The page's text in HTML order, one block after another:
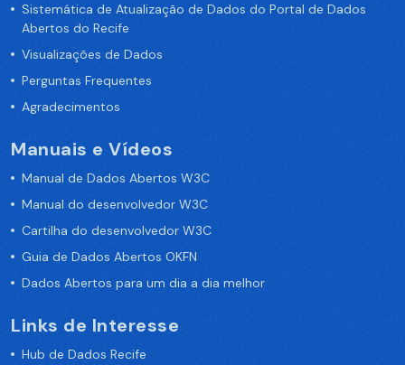
Sistemática de Atualização de Dados do Portal de Dados
Abertos do Recife
Visualizações de Dados
Perguntas Frequentes
Agradecimentos
Manuais e Vídeos
Manual de Dados Abertos W3C
Manual do desenvolvedor W3C
Cartilha do desenvolvedor W3C
Guia de Dados Abertos OKFN
Dados Abertos para um dia a dia melhor
Links de Interesse
Hub de Dados Recife